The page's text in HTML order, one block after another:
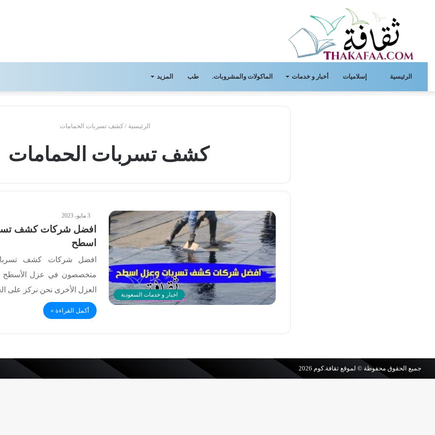
الرئيسية إسلاميات أخبار و خدمات الماكولات والمشروبات. طب المزيد
الرئيسية / كشف تسربات الحمامات
كشف تسربات الحمامات
اخبار و خدمات السعودية
3 مايو، 2023
افضل شركات كشف
اسطح
افضل شركات كشف
متخصصون في عزل الأسطح
العزل الأخرى نحن نركز على
أكمل القراءة »
جميع الحقوق محفوظة © لموقعثقافة.كوم